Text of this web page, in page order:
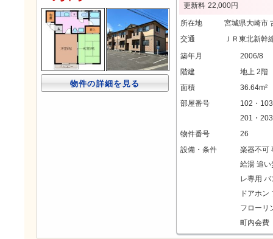
物件の詳細を見る
更新料 22,000円
所在地
宮城県大崎市
交通
ＪＲ東北新幹
築年月
2006/8
階建
地上 2階
面積
36.64m²
部屋番号
102・
201・203
物件番号
26
設備・条件
楽器不可
給湯 追い
レ専用 バ
ドアホン
フローリ
町内会